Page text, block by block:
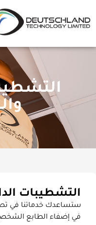
التشطيبات
ستساعدك خدماتنا في
في إضفاء الطابع